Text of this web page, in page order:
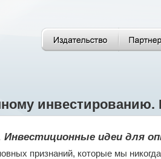
идеи для
признаний, которые мы